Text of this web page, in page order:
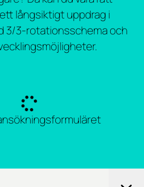
långsiktigt uppdrag i
3/3-rotationsschema och